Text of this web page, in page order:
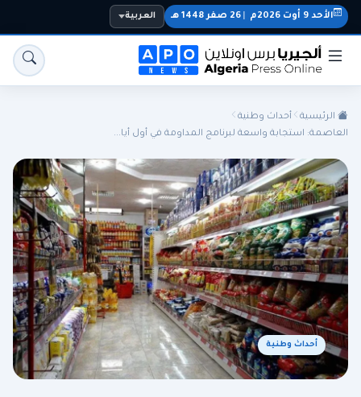
الجزائر الجالية المنتخب الوطني سياسة
اقتصاد رياضة
الأحد 9 أوت 2026م 26 صفر 1448 هـ العربية
الرئيسية
أحداث وطنية
العاصمة: استجابة واسعة لبرنامج المداومة في أول أيا...
أحداث وطنية